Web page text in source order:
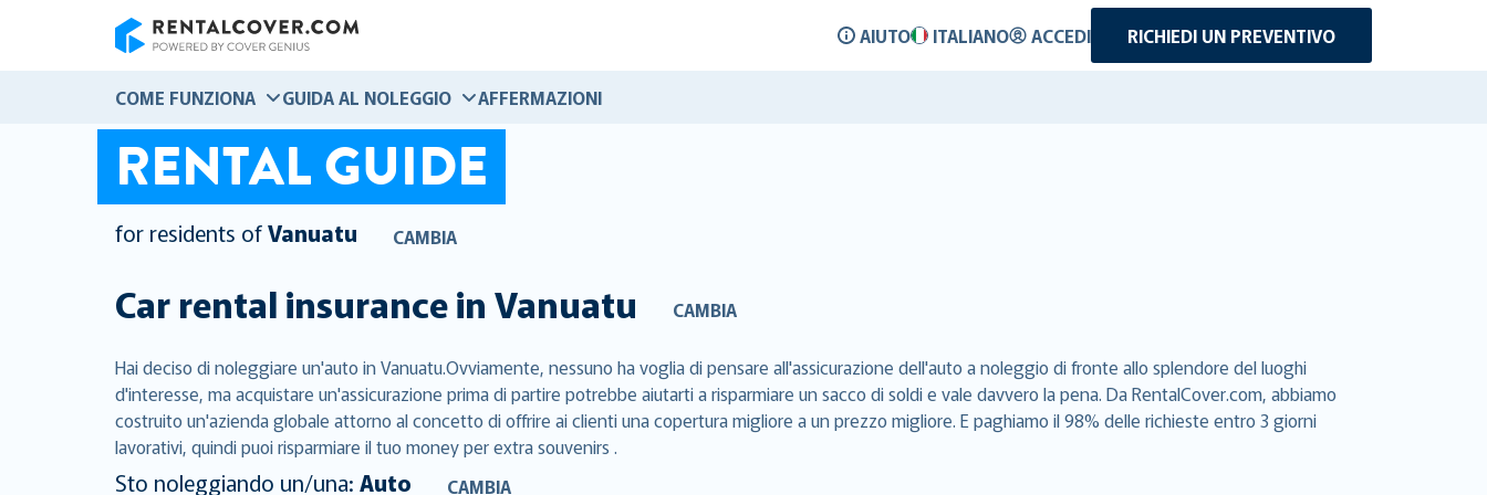
AIUTO ITALIANO ACCEDI RICHIEDI UN PREVENTIVO
COME FUNZIONA GUIDA AL NOLEGGIO AFFERMAZIONI
RENTAL GUIDE
for residents ofVanuatu CAMBIA
Car rental insurance inVanuatu CAMBIA
Hai deciso di noleggiare un'auto in Vanuatu.Ovviamente, nessuno ha voglia di pensare all'assicurazione dell'auto a noleggio di fronte allo splendore del luoghi
d'interesse, ma acquistare un'assicurazione prima di partire potrebbe aiutarti a risparmiare un sacco di soldi e vale davvero la pena. Da RentalCover.com, abbiamo
costruito un'azienda globale attorno al concetto di offrire ai clienti una copertura migliore a un prezzo migliore. E paghiamo il 98% delle richieste entro 3 giorni
lavorativi, quindi puoi risparmiare il tuo money per extra souvenirs .
Sto noleggiando un/una: Auto CAMBIA